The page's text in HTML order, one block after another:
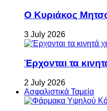
Ο Κυριάκος
3 July 2026
Έρχονται τα
2 July 2026
Ασφαλιστικά Ταμεία